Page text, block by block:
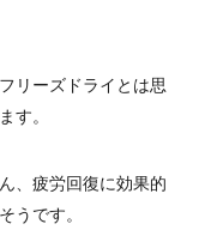
リーズドライとは思
す。
、疲労回復に効果的
うです。